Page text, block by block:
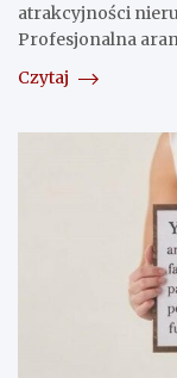
atrakcyjności
Profesjonalna
Czytaj